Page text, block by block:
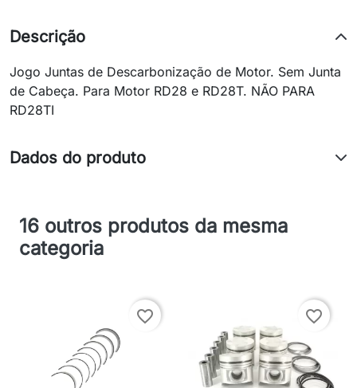
Descrição
Jogo Juntas de Descarbonização de Motor. Sem Junta
de Cabeça. Para Motor RD28 e RD28T. NÃO PARA
RD28TI
Dados do produto
16 outros produtos da mesma
categoria
favorite_border favorite_border